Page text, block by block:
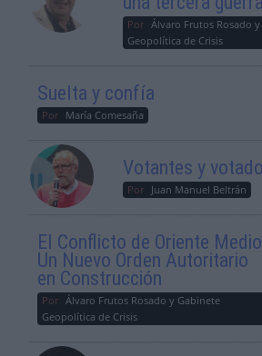
Por Álvaro Frutos Rosado
Geopolítica de Crisis
Suelta y confía
Por María Comesaña
Votantes y
Por Juan Manuel Beltrán
El Conflicto de Oriente
Un Nuevo Orden Autoritario
en Construcción
Por Álvaro Frutos Rosado y Gabinete
Geopolítica de Crisis